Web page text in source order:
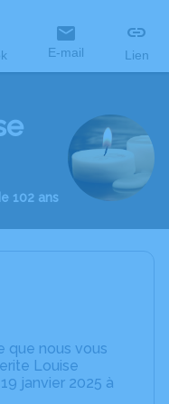
E-mail Lien
102 ans
que nous vous
Louise
janvier 2025 à